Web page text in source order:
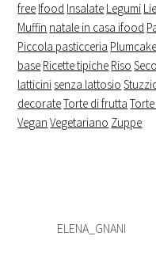
free Ifood Insalate Legumi
Muffin natale in casa ifood
Piccola pasticceria Plumcake
base Ricette tipiche Riso
latticini senza lattosio
decorateTorte di frutta
Vegan Vegetariano Zuppe
ELENA_GNANI